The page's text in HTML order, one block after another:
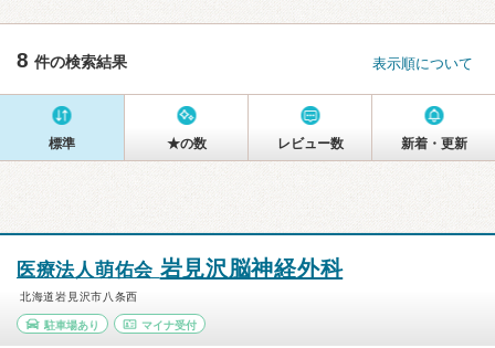
8 件の検索結果 表示順について
標準 ★の数 レビュー数 新着・更新
医療法人萌佑会 岩見沢脳神経外科
北海道岩見沢市八条西
駐車場あり マイナ受付